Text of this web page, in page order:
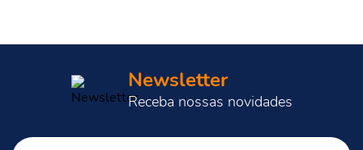
Newsletter
Receba nossas novidades